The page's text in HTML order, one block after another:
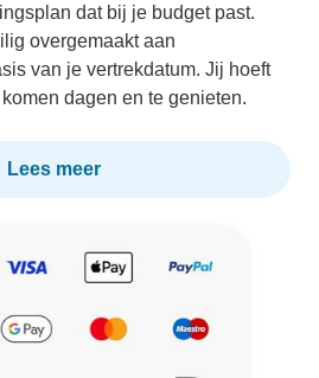
dat bij je budget past.
overgemaakt aan
van je vertrekdatum. Jij hoeft
dagen en te genieten.
Lees meer